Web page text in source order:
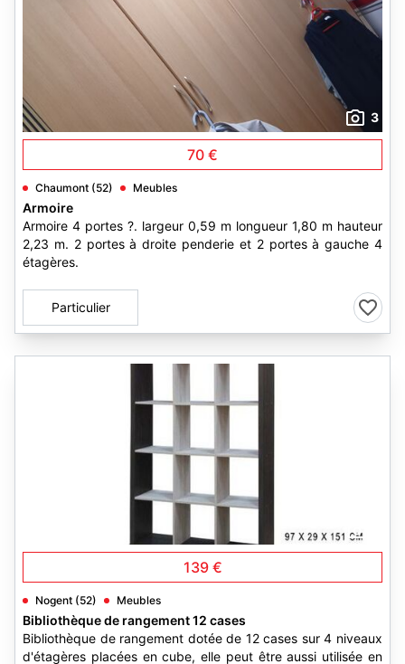
3
70 €
Chaumont (52) Meubles
Armoire
Armoire 4 portes ?. largeur 0,59 m longueur 1,80 m hauteur
2,23 m. 2 portes à droite penderie et 2 portes à gauche 4
étagères.
Particulier
139 €
Nogent (52) Meubles
Bibliothèque de rangement 12 cases
Bibliothèque de rangement dotée de 12 cases sur 4 niveaux
d'étagères placées en cube, elle peut être aussi utilisée en